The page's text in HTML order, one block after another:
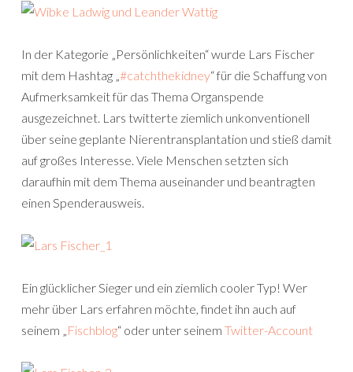
In der Kategorie „Persönlichkeiten“ wurde Lars Fischer
mit dem Hashtag „ #catchthekidney“ für die Schaffung von
Aufmerksamkeit für das Thema Organspende
ausgezeichnet. Lars twitterte ziemlich unkonventionell
über seine geplante Nierentransplantation und stieß damit
auf großes Interesse. Viele Menschen setzten sich
daraufhin mit dem Thema auseinander und beantragten
einen Spenderausweis.
Ein glücklicher Sieger und ein ziemlich cooler Typ! Wer
mehr über Lars erfahren möchte, findet ihn auch auf
seinem „
Fischblog“ oder unter seinem Twitter-Account